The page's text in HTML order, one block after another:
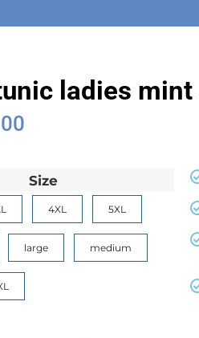
ladies mint
Size
4XL 5XL
large medium